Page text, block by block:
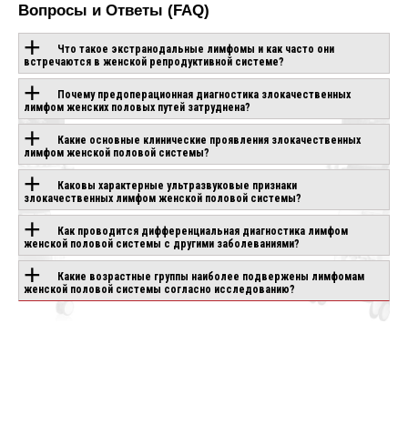
Вопросы и Ответы (FAQ)
Что такое экстранодальные лимфомы и как часто они
встречаются в женской репродуктивной системе?
Почему предоперационная диагностика злокачественных
лимфом женских половых путей затруднена?
Какие основные клинические проявления злокачественных
лимфом женской половой системы?
Каковы характерные ультразвуковые признаки
злокачественных лимфом женской половой системы?
Как проводится дифференциальная диагностика лимфом
женской половой системы с другими заболеваниями?
Какие возрастные группы наиболее подвержены лимфомам
женской половой системы согласно исследованию?
ОБОРУДОВАНИЕ С
ЭТОЙ
ТЕХНОЛОГИЕЙ
AIR
CANON APLIO
BEYOND
Под заказ
CHISON SONOGO
EBIT 90
Под заказ